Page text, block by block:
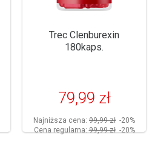
Trec Clenburexin
180kaps.
79,99 zł
Najniższa cena: 99,99 zł -20%
Cena regularna:99,99 zł -20%